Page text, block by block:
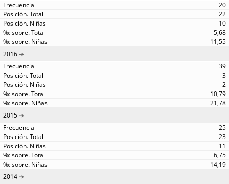
20
22
10
5,68
11,55
2016
39
3
2
10,79
21,78
2015
25
23
11
6,75
14,19
2014